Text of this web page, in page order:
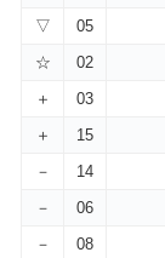
▽
05
☆
02
＋
03
＋
15
－
14
－
06
－
08